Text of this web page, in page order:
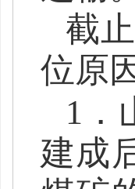
截
位原
1．
建成